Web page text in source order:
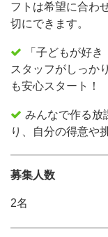
フトは希望に合わ
切にできます。
「子どもが好
スタッフがしっか
も安心スタート！
みんなで作る放
り、自分の得意や
募集人数
2名